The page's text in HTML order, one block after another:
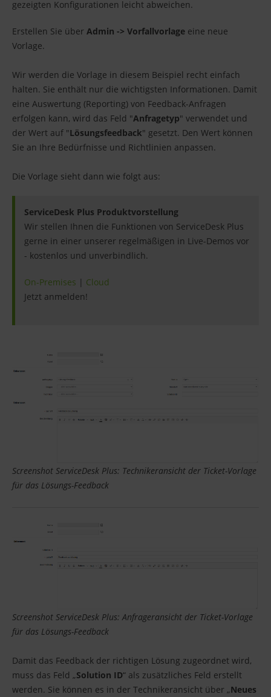
gezeigten Konfigurationen leicht abweichen.
Erstellen Sie über Admin -> Vorfallvorlage eine neue
Vorlage.
Wir werden die Vorlage in diesem Beispiel recht einfach
halten. Sie enthält nur die wichtigsten Informationen. Damit
eine Auswertung (Reporting) von Feedback-Anfragen
erfolgen kann, wird das Feld "Anfragetyp" verwendet und
der Wert auf "Lösungsfeedback" gesetzt. Den Wert können
Sie an Ihre Bedürfnisse und Richtlinien anpassen.
Die Vorlage sieht dann wie folgt aus:
ServiceDesk Plus Produktvorstellung
Wir stellen Ihnen die Funktionen von ServiceDesk Plus
gerne in einer unserer regelmäßigen in Live-Demos vor
- kostenlos und unverbindlich.
On-Premises | Cloud
Jetzt anmelden!
Screenshot ServiceDesk Plus: Technikeransicht der Ticket-Vorlage
für das Lösungs-Feedback
Screenshot ServiceDesk Plus: Anfrageransicht der Ticket-Vorlage
für das Lösungs-Feedback
Damit das Feedback der richtigen Lösung zugeordnet wird,
muss das Feld „Solution ID“ als zusätzliches Feld erstellt
werden. Sie können es in der Technikeransicht über „Neues